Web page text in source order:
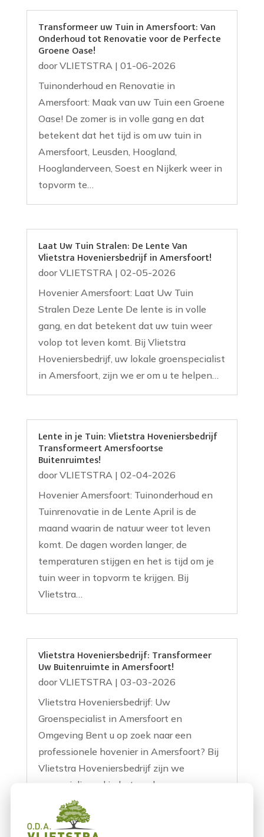
Transformeer uw Tuin in Amersfoort: Van
Onderhoud tot Renovatie voor de Perfecte
Groene Oase!
doorVLIETSTRA | 01-06-2026
Tuinonderhoud en Renovatie in
Amersfoort: Maak van uw Tuin een Groene
Oase! De zomer is in volle gang en dat
betekent dat het tijd is om uw tuin in
Amersfoort, Leusden, Hoogland,
Hooglanderveen, Soest en Nijkerk weer in
topvorm te…
Laat Uw Tuin Stralen: De Lente Van
Vlietstra Hoveniersbedrijf in Amersfoort!
doorVLIETSTRA | 02-05-2026
Hovenier Amersfoort: Laat Uw Tuin
Stralen Deze Lente De lente is in volle
gang, en dat betekent dat uw tuin weer
volop tot leven komt. Bij Vlietstra
Hoveniersbedrijf, uw lokale groenspecialist
in Amersfoort, zijn we er om u te helpen…
Lente in je Tuin: Vlietstra Hoveniersbedrijf
Transformeert Amersfoortse
Buitenruimtes!
doorVLIETSTRA| 02-04-2026
Hovenier Amersfoort: Tuinonderhoud en
Tuinrenovatie in de Lente April is de
maand waarin de natuur weer tot leven
komt. De dagen worden langer, de
temperaturen stijgen en het is tijd om je
tuin weer in topvorm te krijgen. Bij
Vlietstra…
Vlietstra Hoveniersbedrijf: Transformeer
Uw Buitenruimte in Amersfoort!
doorVLIETSTRA| 03-03-2026
Vlietstra Hoveniersbedrijf: Uw
Groenspecialist in Amersfoort en
Omgeving Bent u op zoek naar een
professionele hovenier in Amersfoort? Bij
Vlietstra Hoveniersbedrijf zijn we
gespecialiseerd in het aanleggen en
onderhouden van tuinen voor zowel
particulieren als zakelijke klanten. Met
jarenlange ervaring…